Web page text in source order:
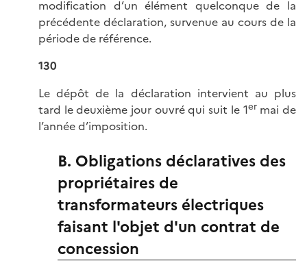
modification d’un élément quelconque de la
précédente déclaration, survenue au cours de la
période de référence.
130
Le dépôt de la déclaration intervient au plus
tard le deuxième jour ouvré qui suit le 1ermai de
l’année d’imposition.
B. Obligations déclaratives des
propriétaires de
transformateurs électriques
faisant l'objet d'un contrat de
concession